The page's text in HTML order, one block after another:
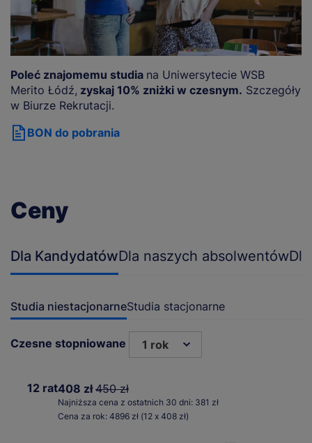
Poleć znajomemu studia na Uniwersytecie WSB
Merito Łódź, zyskaj 10% zniżki w czesnym. Szczegóły
w Biurze Rekrutacji.
BON do pobrania
Ceny
Dla KandydatówDla naszych absolwentów
Studia niestacjonarneStudia stacjonarne
Czesne stopniowane 1 rok
12 rat408 zł450 zł
Najniższa cena z ostatnich 30 dni: 381 zł
Cena za rok: 4896 zł (12 x 408 zł)